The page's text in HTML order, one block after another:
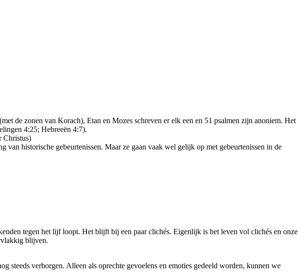
de zonen van Korach), Etan en Mozes schreven er elk een en 51 psalmen zijn anoniem. Het
4:25; Hebreeën 4:7).
Christus)
van historische gebeurtenissen. Maar ze gaan vaak wel gelijk op met gebeurtenissen in de
tegen het lijf loopt. Het blijft bij een paar clichés. Eigenlijk is het leven vol clichés en onze
blijven.
steeds verborgen. Alleen als oprechte gevoelens en emoties gedeeld worden, kunnen we